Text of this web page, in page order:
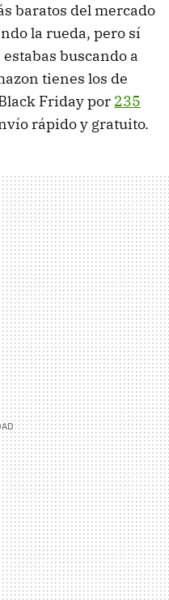
baratos del mercado
la rueda, pero sí
buscando a
tienes los de
Friday por 235
rápido y gratuito.